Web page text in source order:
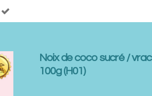
Noix de coco sucré / vrac
100g (H01)